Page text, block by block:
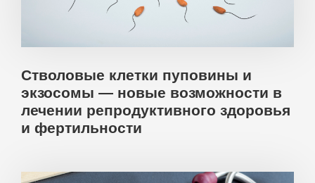
Стволовые клетки пуповины и
экзосомы — новые возможности в
лечении репродуктивного здоровья
и фертильности